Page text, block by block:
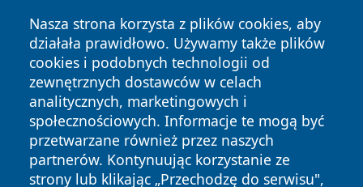
Nasza strona korzysta z plików cookies, aby
działała prawidłowo. Używamy także plików
cookies i podobnych technologii od
zewnętrznych dostawców w celach
analitycznych, marketingowych i
społecznościowych. Informacje te mogą być
przetwarzane również przez naszych
partnerów. Kontynuując korzystanie ze
strony lub klikając „Przechodzę do serwisu",
Copyright © 2026 lubliniec360.pl Wszystkie prawa
zastrzeżone.
News Autorzy
Polityka
Prywatności
Polityka
Cookies